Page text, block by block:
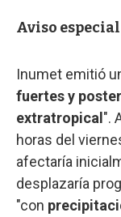
Aviso
Inumet emitió
fuertes y
extratropical".
horas del
afectaría
desplazaría
"con